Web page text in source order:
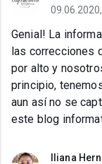
Genial! La
las correcciones
por alto y
principio,
aun así no se
este blog
Iliana